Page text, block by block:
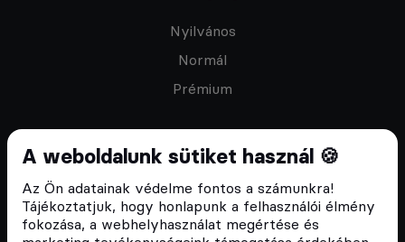
A weboldalunk sütiket használ 🍪
Az Ön adatainak védelme fontos a számunkra!
Tájékoztatjuk, hogy honlapunk a felhasználói élmény
fokozása, a webhelyhasználat megértése és
Nyilvános
Normál
Prémium
Feliratkozom a hírlevélre